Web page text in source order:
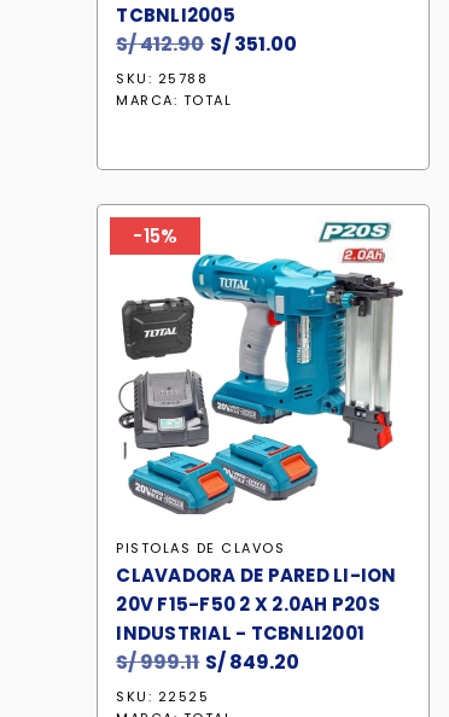
TCBNLI2005
S/412.90 El
original
S/351.00
SKU: 25788
MARCA: TOTAL
-15%
PISTOLAS DE CLAVOS
CLAVADORA DE PARED LI-ION
20V F15-F50 2 X 2.0AH P20S
INDUSTRIAL - TCBNLI2001
S/999.11 El
precio
S/849.20
SKU: 22525